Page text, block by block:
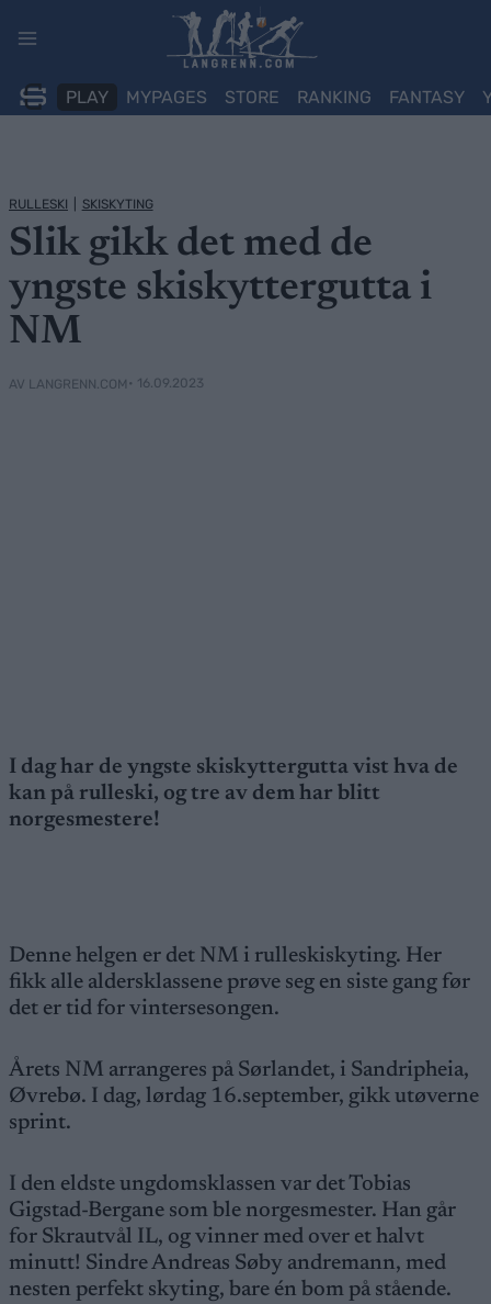
PLAY MYPAGES STORE RANKING FANTASY
RULLESKI SKISKYTING
Slik gikk det med de
yngste skiskyttergutta i
NM
AV LANGRENN.COM • 16.09.2023
I dag har de yngste skiskyttergutta vist hva de
kan på rulleski, og tre av dem har blitt
norgesmestere!
Denne helgen er det NM i rulleskiskyting. Her
fikk alle aldersklassene prøve seg en siste gang før
det er tid for vintersesongen.
Årets NM arrangeres på Sørlandet, i Sandripheia,
Øvrebø. I dag, lørdag 16.september, gikk utøverne
sprint.
I den eldste ungdomsklassen var det Tobias
Gigstad-Bergane som ble norgesmester. Han går
for Skrautvål IL, og vinner med over et halvt
minutt! Sindre Andreas Søby andremann, med
nesten perfekt skyting, bare én bom på stående.